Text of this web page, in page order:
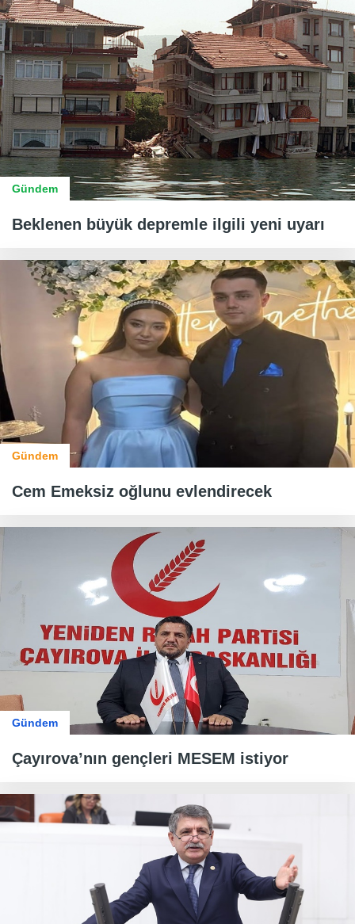
Gündem
Beklenen büyük depremle ilgili yeni uyarı
Gündem
Cem Emeksiz oğlunu evlendirecek
Gündem
Çayırova’nın gençleri MESEM istiyor